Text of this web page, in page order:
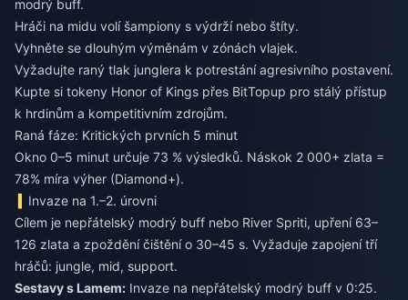
modrý buff.
Hráči na midu volí šampiony s výdrží nebo štíty.
Vyhněte se dlouhým výměnám v zónách vlajek.
Vyžadujte raný tlak junglera k potrestání agresivního postavení.
Kupte si tokeny Honor of Kings přes BitTopup pro stálý přístup
k hrdinům a kompetitivním zdrojům.
Raná fáze: Kritických prvních 5 minut
Okno 0–5 minut určuje 73 % výsledků. Náskok 2 000+ zlata =
78% míra výher (Diamond+).
Invaze na 1.–2. úrovni
Cílem je nepřátelský modrý buff nebo River Spriti, upření 63–
126 zlata a zpoždění čištění o 30–45 s. Vyžaduje zapojení tří
hráčů: jungle, mid, support.
Sestavy s Lamem: Invaze na nepřátelský modrý buff v 0:25.